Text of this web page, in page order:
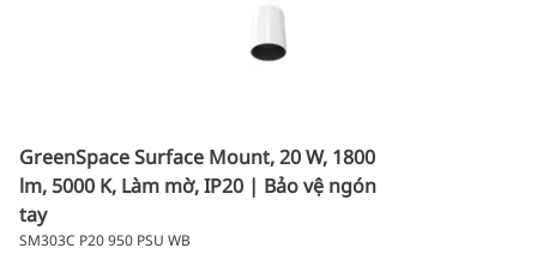
GreenSpace Surface Mount, 20 W, 1800
lm, 5000 K, Làm mờ, IP20 | Bảo vệ ngón
tay
SM303C P20 950 PSU WB